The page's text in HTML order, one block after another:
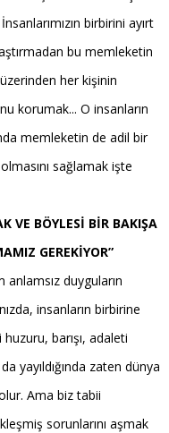
birbirini ayırt
bu memleketin
her kişinin
korumak... O insanların
memleketin de adil bir
sağlamak işte
VE BÖYLESİ BİR BAKIŞA
GEREKİYOR”
anlamsız duyguların
insanların birbirine
huzuru, barışı, adaleti
yayıldığında zaten dünya
Ama biz tabii
sorunlarını aşmak